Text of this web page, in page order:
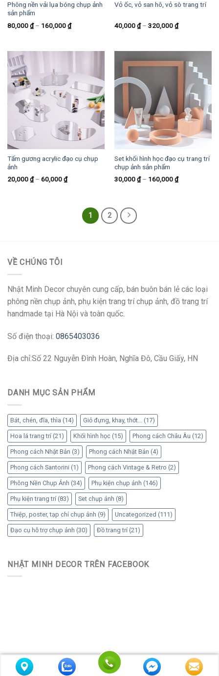
Phông nền vải lụa bóng chụp ảnh
sản phẩm
80,000₫– 160,000₫
Vỏ ốc, vỏ san hô, vỏ sò trang trí
40,000₫– 320,000₫
Tấm gương acrylic đạo cụ chụp
ảnh
20,000₫– 60,000₫
Set khối hình học đạo cụ trang trí
chụp ảnh sản phẩm
30,000₫– 160,000₫
1 2
VỀ CHÚNG TÔI
Nhật Minh Decor chuyên cung cấp, bán buôn bán lẻ các loại
phông nền chụp ảnh, phụ kiện trang trí chụp ảnh, đồ trang trí
handmade tại Hà Nội và toàn quốc.
Số điện thoại: 0865403036
Địa chỉ:Số 22 Nguyễn Đình Hoàn, Nghĩa Đô, Cầu Giấy, HN
DANH MỤC SẢN PHẨM
Bát, chén, đĩa, thìa (14) Giỏ đựng, khay, thớt... (17)
Hoa lá trang trí (21) Khối hình học (15) Phong cách Châu Âu (12)
Phong cách Nhật Bản (3) Phong cách Nhật Bản (4)
Phong cách Santorini (1) Phong cách Vintage & Retro (2)
Phông Nền Chụp Ảnh (34) Phụ kiện chụp ảnh (146)
Phụ kiện trang trí (83) Set chụp ảnh (8)
Thiệp, poster, tạp chí chụp ảnh (9) Uncategorized (111)
Đạo cụ hỗ trợ chụp ảnh (30) Đồ trang trí (21)
NHẬT MINH DECOR TRÊN FACEBOOK